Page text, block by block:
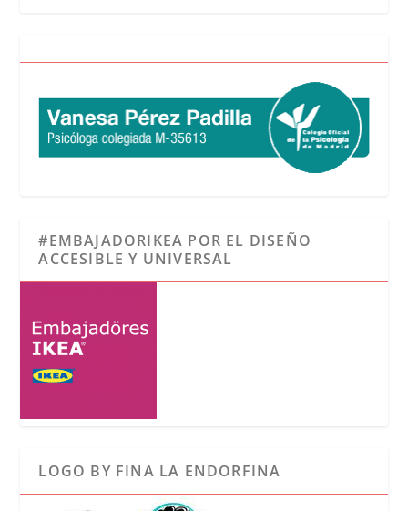
#EMBAJADORIKEA POR EL DISEÑO
ACCESIBLE Y UNIVERSAL
LOGO BY FINA LA ENDORFINA